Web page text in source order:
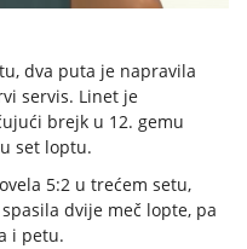
dva puta je napravila
servis. Linet je
brejk u 12. gemu
set loptu.
5:2 u trećem setu,
dvije meč lopte, pa
i petu.